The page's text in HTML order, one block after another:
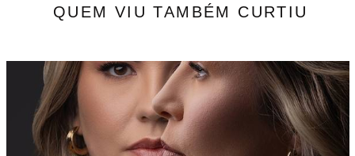
QUEM VIU TAMBÉM CURTIU